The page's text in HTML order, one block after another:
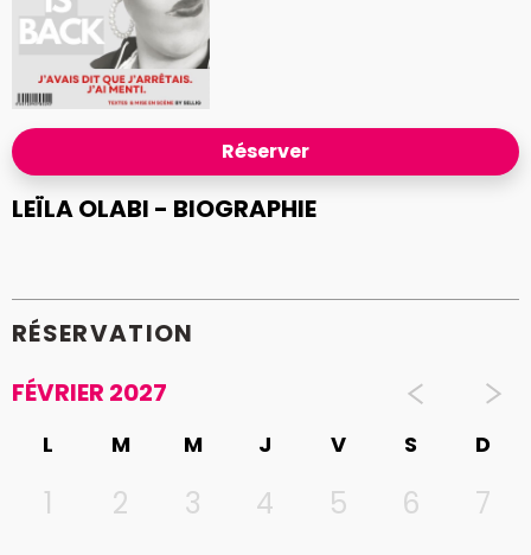
Réserver
LEÏLA OLABI - BIOGRAPHIE
RÉSERVATION
FÉVRIER 2027
L M M J V S D
1 2 3 4 5 6
7